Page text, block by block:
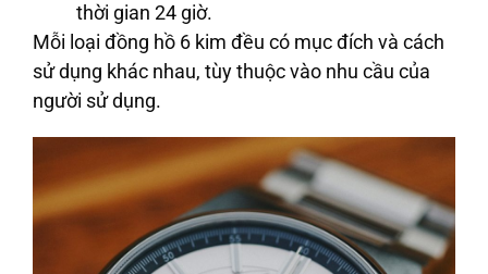
thời gian 24 giờ.
Mỗi loại đồng hồ 6 kim đều có mục đích và cách
sử dụng khác nhau, tùy thuộc vào nhu cầu của
người sử dụng.